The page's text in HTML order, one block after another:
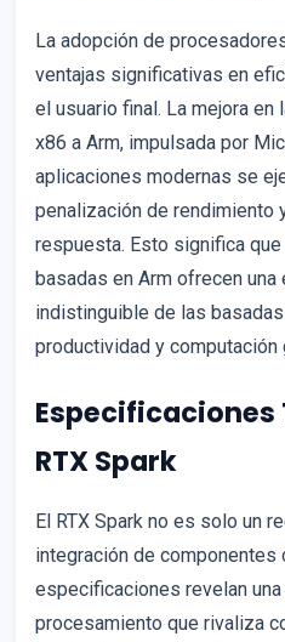
La adopción de
ventajas significativas en
el usuario final. La mejora en
x86 a Arm, impulsada por
aplicaciones modernas se
penalización de rendimiento
respuesta. Esto significa
basadas en Arm ofrecen
indistinguible de las
productividad y computación
Especificaciones
RTX Spark
El RTX Spark no es solo un
integración de componentes
especificaciones revelan
procesamiento que rivaliza